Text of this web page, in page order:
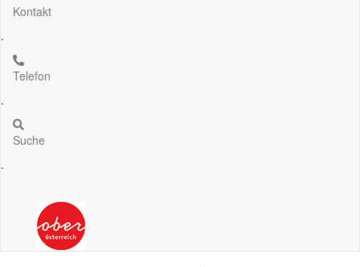
Kontakt
.
Telefon
.
Suche
.